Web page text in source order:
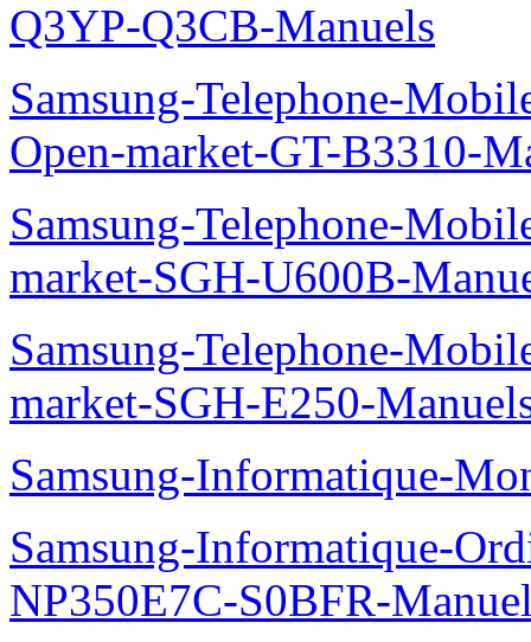
Q3YP-Q3CB-Manuels
Samsung-Telephone-
Open-market-GT-B3310-
Samsung-Telephone-
market-SGH-U600B-
Samsung-Telephone-
market-SGH-E250-
Samsung-Informatique-
Samsung-Informatique-
NP350E7C-S0BFR-